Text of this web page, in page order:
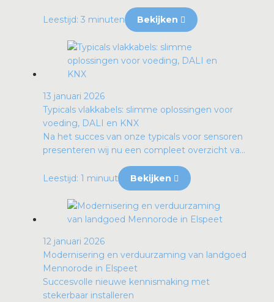
Leestijd: 3 minuten Bekijken
13 januari 2026
Typicals vlakkabels: slimme oplossingen voor
voeding, DALI en KNX
Na het succes van onze typicals voor sensoren
presenteren wij nu een compleet overzicht va...
Leestijd: 1 minuut Bekijken
12 januari 2026
Modernisering en verduurzaming van landgoed
Mennorode in Elspeet
Succesvolle nieuwe kennismaking met
stekerbaar installeren